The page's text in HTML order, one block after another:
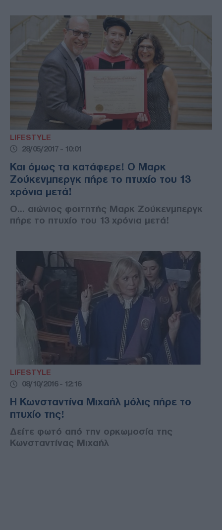
LIFESTYLE
28/05/2017 - 10:01
Και όμως τα κατάφερε! Ο Μαρκ
Ζούκενμπεργκ πήρε το πτυχίο του 13
χρόνια μετά!
Ο... αιώνιος φοιτητής Μαρκ Ζούκενμπεργκ
πήρε το πτυχίο του 13 χρόνια μετά!
LIFESTYLE
08/10/2016 - 12:16
Η Κωνσταντίνα Μιχαήλ μόλις πήρε το
πτυχίο της!
Δείτε φωτό από την ορκωμοσία της
Κωνσταντίνας Μιχαήλ